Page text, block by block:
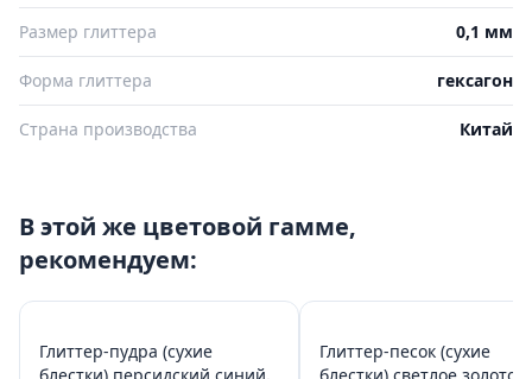
Размер глиттера 0,1 мм
Форма глиттера гексагон
Страна производства Китай
В этой же цветовой гамме,
рекомендуем:
Глиттер-пудра (сухие
блестки) персидский синий,
Глиттер-песок (сухие
блестки) светлое золото,